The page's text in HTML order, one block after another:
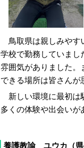
鳥取県は親しみやす
学校で勤務していまし
雰囲気がありました。
できる場所は皆さんが
新しい環境に最初は
多くの体験や出会いが
養護教諭 ユウカ（県